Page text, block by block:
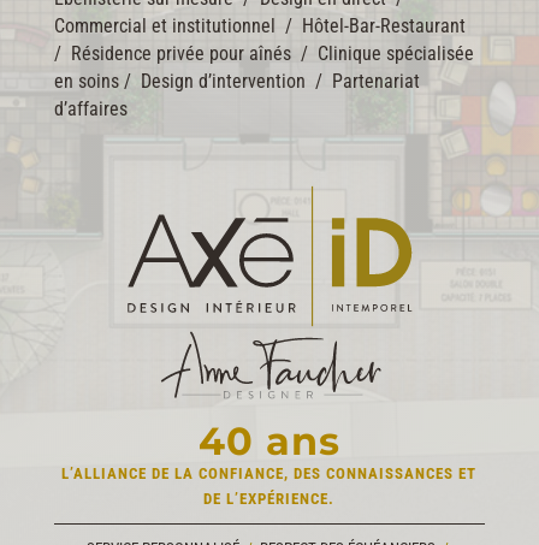
Commercial et institutionnel
/ Hôtel-Bar-Restaurant
/ Résidence privée pour aînés/ Clinique spécialisée
en soins/ Design d’intervention / Partenariat
d’affaires
40 ans
L’ALLIANCE DE LA CONFIANCE,DES CONNAISSANCESET
DE L’EXPÉRIENCE.